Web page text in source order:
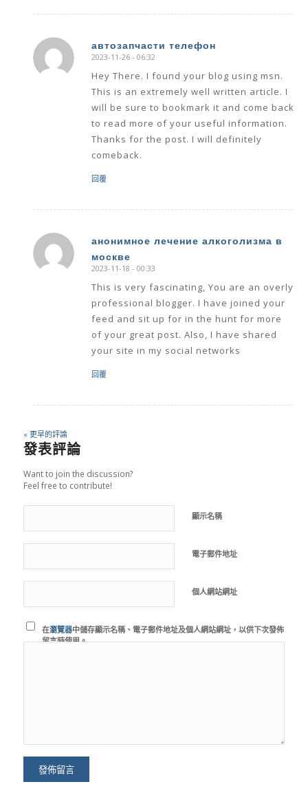
автозапчасти телефон
says:
2023-11-26 - 06:32
Hey There. I found your blog using msn.
This is an extremely well written article. I
will be sure to bookmark it and come back
to read more of your useful information.
Thanks for the post. I will definitely
comeback.
回覆
анонимное лечение алкоголизма в
москве
says:
2023-11-18 - 00:33
This is very fascinating, You are an overly
professional blogger. I have joined your
feed and sit up for in the hunt for more
of your great post. Also, I have shared
your site in my social networks
回覆
« 更早的評論
發表評論
Want to join the discussion?
Feel free to contribute!
顯示名稱
電子郵件地址
個人網站網址
在瀏覽器中儲存顯示名稱、電子郵件地址及個人網站網址，以供下次發佈
留言時使用。